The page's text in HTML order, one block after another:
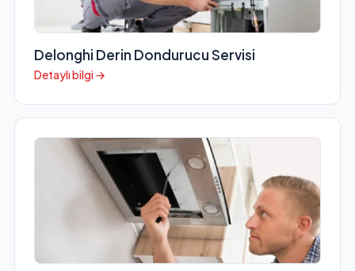
Delonghi Derin Dondurucu Servisi
Detaylı bilgi →